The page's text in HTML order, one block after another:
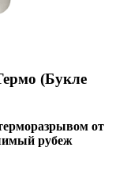
(Букле
от
рубеж